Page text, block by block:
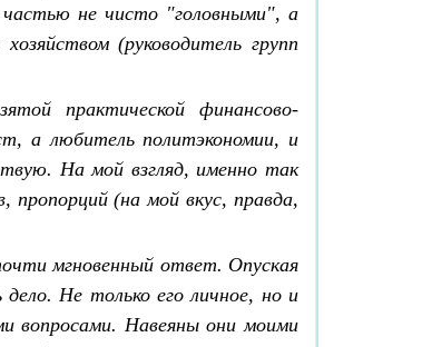
не чисто "головными", а
(руководитель групп
практической финансово-
а любитель политэкономии, и
На мой взгляд, именно так
(на мой вкус, правда,
мгновенный ответ. Опуская
Не только его личное, но и
вопросами. Навеяны они моими